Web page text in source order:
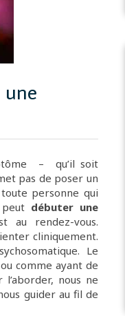
– qu’il soit
pas de poser un
personne qui
débuter une
rendez-vous.
cliniquement.
Le
comme ayant de
nous ne
guider au fil de